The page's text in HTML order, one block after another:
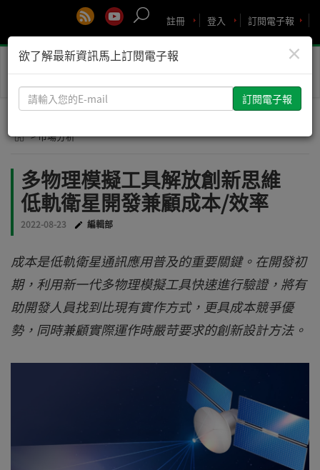
訂閱電子報
登入
註冊
Toggle
> 市場分析
多物理模擬工具解放創新思維
低軌衛星開發兼顧成本/效率
2022-08-23 編輯部
成本是低軌衛星通訊應用普及的重要關鍵。在開發初
期，利用新一代多物理模擬工具快速進行驗證，將有
助開發人員找到比現有實作方式，更具成本競爭優
勢，同時兼顧實際運作時嚴苛要求的創新設計方法。
×
欲了解最新資訊馬上訂閱電子報
請
輸
您
E-
mail